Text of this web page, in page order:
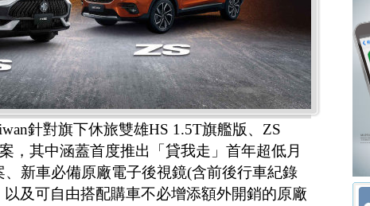
針對旗下休旅雙雄HS 1.5T旗艦版、ZS
，其中涵蓋首度推出「貸我走」首年超低月
新車必備原廠電子後視鏡(含前後行車紀錄
及可自由搭配購車不必增添額外開銷的原廠